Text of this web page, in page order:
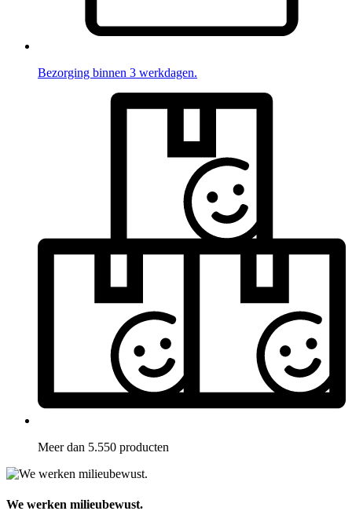
Bezorging binnen 3 werkdagen.
Meer dan 5.550 producten
We werken milieubewust.